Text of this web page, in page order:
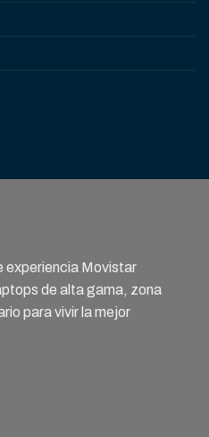
experiencia Movistar
de alta gama, zona
para vivir la mejor